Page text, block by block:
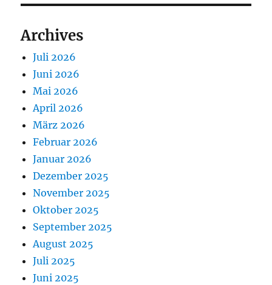
Archives
Juli 2026
Juni 2026
Mai 2026
April 2026
März 2026
Februar 2026
Januar 2026
Dezember 2025
November 2025
Oktober 2025
September 2025
August 2025
Juli 2025
Juni 2025